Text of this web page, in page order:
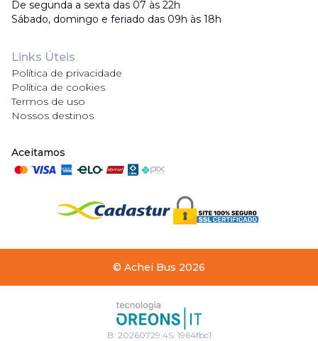
De segunda a sexta das 07 às 22h
Sábado, domingo e feriado das 09h às 18h
Links Úteis
Política de privacidade
Política de cookies
Termos de uso
Nossos destinos
Aceitamos
© Achei Bus 2026
B: 20260729.4S: 1964fbc1